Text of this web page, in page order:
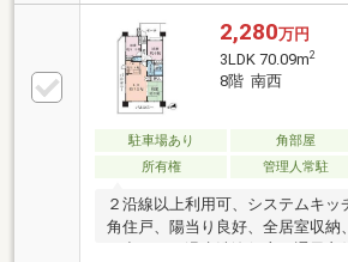
ッズコーナーもご用意しており
でご来店ください。住宅ローン
金制度など、ややこしい不動産の
いたします。きっとお客様の疑問
2,280万円
3LDK 70.09m2
8階 南西
駐車場あり 角部屋
所有権
管理人常駐
２沿線以上利用可、システムキッ
角住戸、陽当り良好、全居室収納